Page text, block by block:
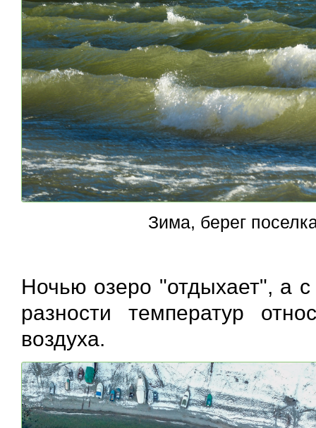
Зима, берег
Ночью озеро "отдыхает", а
разности температур
воздуха.